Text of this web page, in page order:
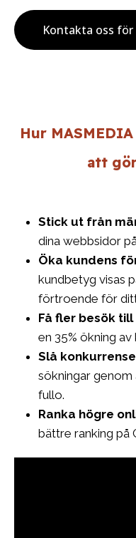
Kontakta oss
Hur
att
Stick ut från
dina webbsidor
Öka kundens
kundbetyg visas
förtroende för
Få fler besök
en 35% ökning
Slå
sökningar genom
fullo.
Ranka högre
bättre ranking på